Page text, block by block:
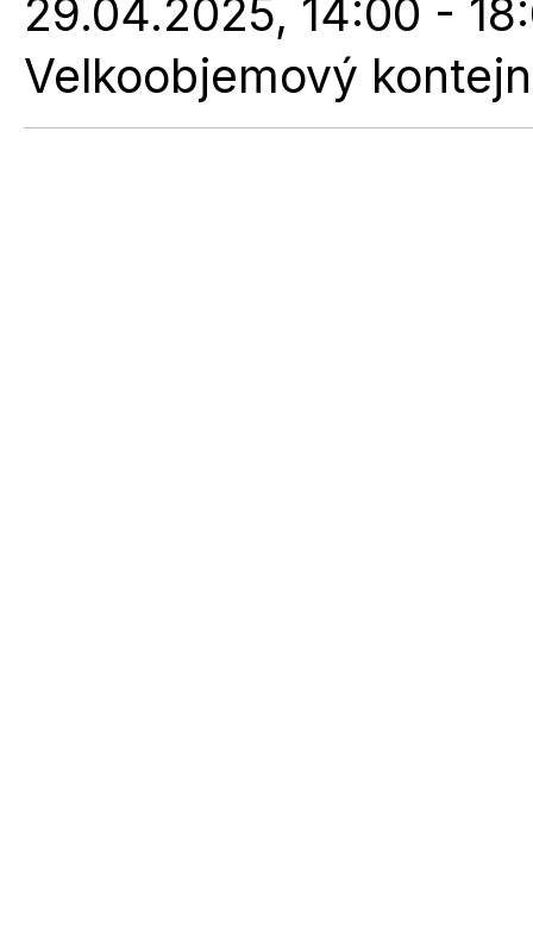
29.04.2025, 14:00 -
Velkoobjemový